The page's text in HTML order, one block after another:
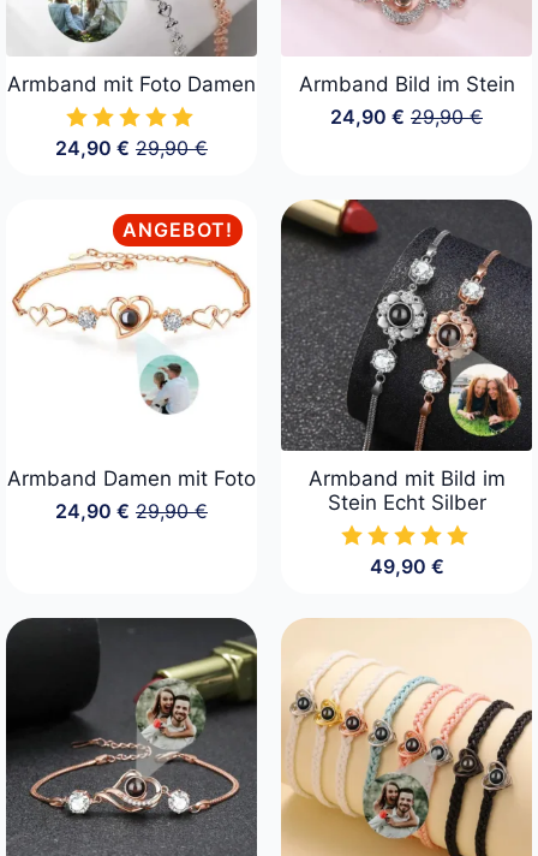
Armband mit Foto Damen
29,90€
Ursprünglicher
29,90 €
24,90€ Aktueller
24,90 €.
Armband Bild im Stein
29,90€
29,90 €
24,90€ Aktueller
24,90 €.
ANGEBOT!
Armband Damen mit Foto
29,90€
Ursprünglicher
24,90€ Aktueller
Armband mit Bild im
Stein Echt Silber
49,90 €